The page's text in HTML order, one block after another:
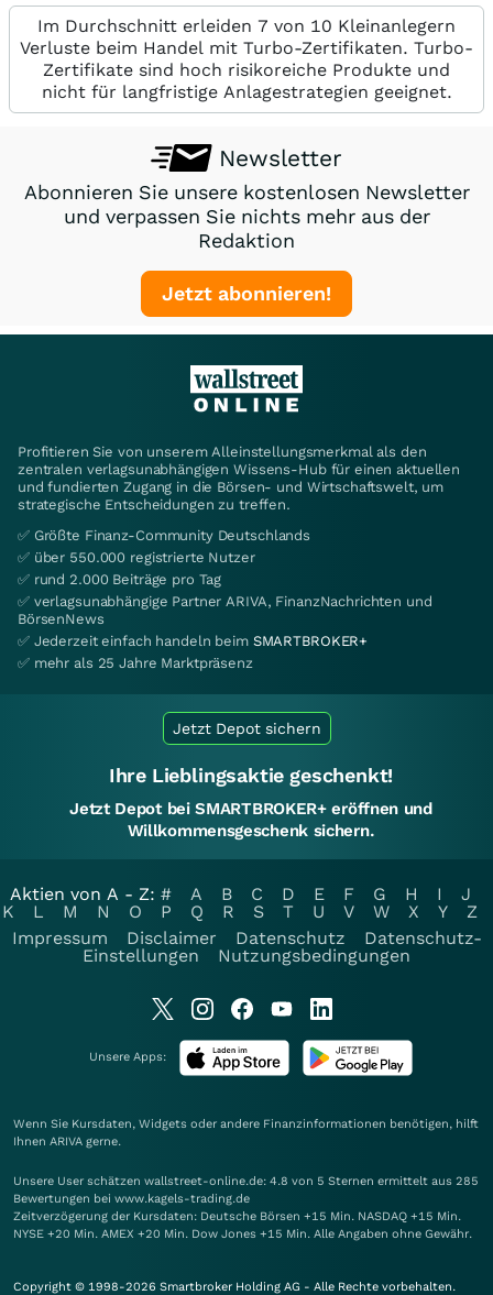
Im Durchschnitt erleiden 7 von 10 Kleinanlegern
Verluste beim Handel mit Turbo-Zertifikaten. Turbo-
Zertifikate sind hoch risikoreiche Produkte und
nicht für langfristige Anlagestrategien geeignet.
Newsletter
Abonnieren Sie unsere kostenlosen Newsletter
und verpassen Sie nichts mehr aus der
Redaktion
Jetzt abonnieren!
Profitieren Sie von unserem Alleinstellungsmerkmal als den
zentralen verlagsunabhängigen Wissens-Hub für einen aktuellen
und fundierten Zugang in die Börsen- und Wirtschaftswelt, um
strategische Entscheidungen zu treffen.
✅ Größte Finanz-Community Deutschlands
✅ über 550.000 registrierte Nutzer
✅ rund 2.000 Beiträge pro Tag
✅ verlagsunabhängige Partner ARIVA, FinanzNachrichten und
BörsenNews
✅ Jederzeit einfach handeln beim SMARTBROKER+
✅ mehr als 25 Jahre Marktpräsenz
Jetzt Depot sichern
Ihre Lieblingsaktie geschenkt!
Jetzt Depot bei SMARTBROKER+ eröffnen und
Willkommensgeschenk sichern.
Aktien von A - Z: # A B C D E F G H I
J
K
L M N O P Q R S T U V W X Y
Z
Impressum
Disclaimer Datenschutz
Datenschutz-
Einstellungen
Nutzungsbedingungen
Unsere Apps:
Wenn Sie Kursdaten, Widgets oder andere Finanzinformationen benötigen, hilft
Ihnen ARIVA gerne.
Unsere User schätzen wallstreet-online.de: 4.8 von 5 Sternen ermittelt aus 285
Bewertungen bei www.kagels-trading.de
Zeitverzögerung der Kursdaten: Deutsche Börsen +15 Min. NASDAQ +15 Min.
NYSE +20 Min. AMEX +20 Min. Dow Jones +15 Min. Alle Angaben ohne Gewähr.
Copyright © 1998-2026 Smartbroker Holding AG - Alle Rechte vorbehalten.